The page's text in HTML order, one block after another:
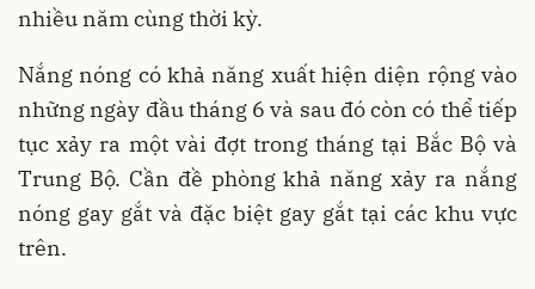
nhiều năm cùng thời kỳ.
Nắng nóng có khả năng xuất hiện diện rộng vào
những ngày đầu tháng 6 và sau đó còn có thể tiếp
tục xảy ra một vài đợt trong tháng tại Bắc Bộ và
Trung Bộ. Cần đề phòng khả năng xảy ra nắng
nóng gay gắt và đặc biệt gay gắt tại các khu vực
trên.